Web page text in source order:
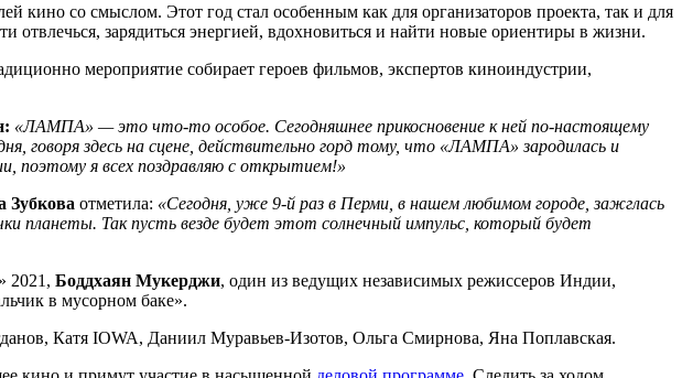
со смыслом. Этот год стал особенным как для организаторов проекта, так и для
зарядиться энергией, вдохновиться и найти новые ориентиры в жизни.
мероприятие собирает героев фильмов, экспертов киноиндустрии,
«ЛАМПА» — это что-то особое. Сегодняшнее прикосновение к ней по-настоящему
говоря здесь на сцене, действительно горд тому, что «ЛАМПА» зародилась и
поэтому я всех поздравляю с открытием!»
Зубкова отметила: «Сегодня, уже 9-й раз в Перми, в нашем любимом городе, зажглась
планеты. Так пусть везде будет этот солнечный импульс, который будет
2021, Боддхаян Мукерджи, один из ведущих независимых режиссеров Индии,
в мусорном баке».
Катя IOWA, Даниил Муравьев-Изотов, Ольга Смирнова, Яна Поплавская.